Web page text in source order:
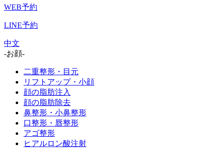
WEB予約
LINE予約
中文
-お顔-
二重整形・目元
リフトアップ・小顔
顔の脂肪注入
顔の脂肪除去
鼻整形・小鼻整形
口整形・唇整形
アゴ整形
ヒアルロン酸注射